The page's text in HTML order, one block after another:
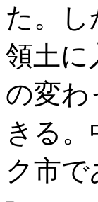
た。し
領土に
の変わ
きる
ク市で